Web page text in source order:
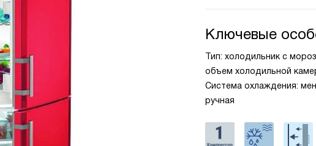
Ключевые
Тип: холодильник с
объем холодильной
Система охлаждения:
ручная